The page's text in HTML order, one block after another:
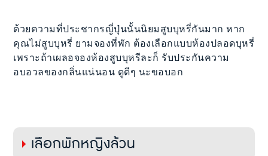
ด้วยความที่ประชากรญี่ปุ่นนั้นนิยมสูบบุหรี่กันมาก หาก
คุณไม่สูบบุหรี่ ยามจองที่พัก ต้องเลือกแบบห้องปลอดบุหรี่
เพราะถ้าเผลอจองห้องสูบบุหรีละก็ รับประกันความ
อบอวลของกลิ่นแน่นอน ดูดีๆ นะขอบอก
เลือกพักหญิงล้วน